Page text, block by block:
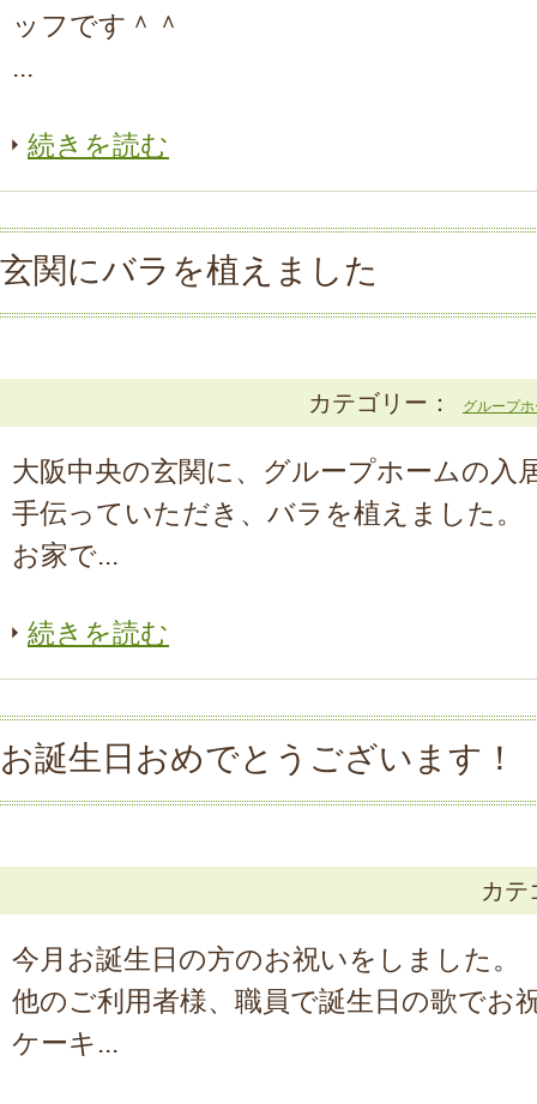
ッフです＾＾
...
続きを読む
玄関にバラを植えました
カテゴリー： グループ
大阪中央の玄関に、グループホームの入
手伝っていただき、バラを植えました。
お家で...
続きを読む
お誕生日おめでとうございます！
カ
今月お誕生日の方のお祝いをしました。
他のご利用者様、職員で誕生日の歌でお
ケーキ...